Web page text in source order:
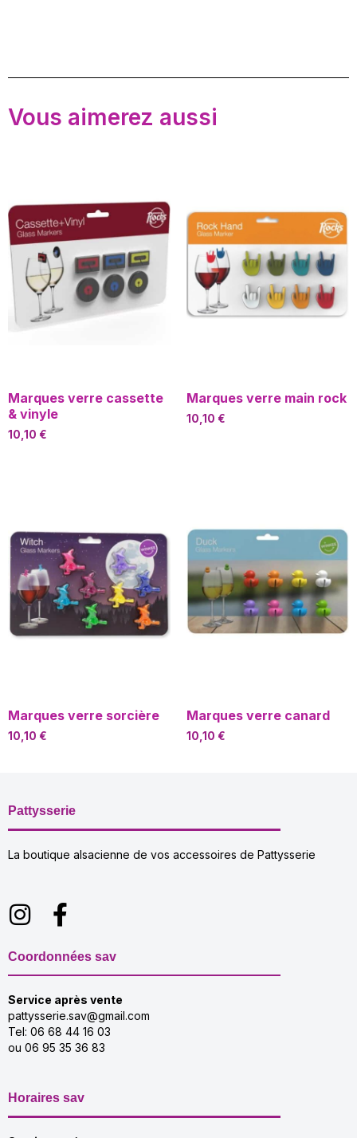
Vous aimerez aussi
Marques verre cassette
& vinyle
10,10 €
Marques verre main rock
10,10 €
Marques verre sorcière
10,10 €
Marques verre canard
10,10 €
Pattysserie
La boutique alsacienne de vos accessoires de Pattysserie
Coordonnées sav
Service après vente
pattysserie.sav@gmail.com
Tel: 06 68 44 16 03
ou 06 95 35 36 83
Horaires sav